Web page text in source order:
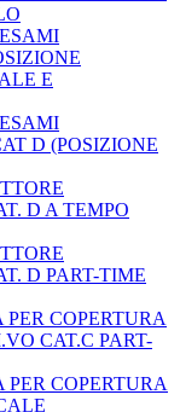
E
D (POSIZIONE
D A TEMPO
D PART-TIME
COPERTURA
CAT.C PART-
COPERTURA